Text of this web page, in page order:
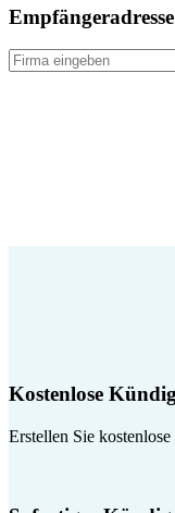
Kostenlose
Erstellen Sie